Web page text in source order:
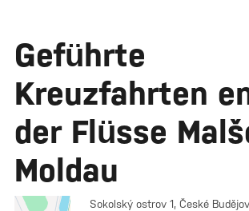
Geführte
Kreuzfahrten
der Flüsse
Moldau
Sokolský ostrov 1, České